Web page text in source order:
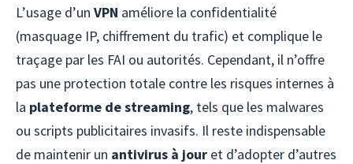
L’usage d’un VPN améliore la confidentialité
(masquage IP, chiffrement du trafic) et complique le
traçage par les FAI ou autorités. Cependant, il n’offre
pas une protection totale contre les risques internes à
la plateforme de streaming, tels que les malwares
ou scripts publicitaires invasifs. Il reste indispensable
de maintenir un antivirus à jour et d’adopter d’autres